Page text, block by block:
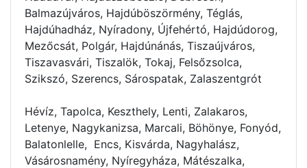
Balmazújváros, Hajdúböszörmény, Téglás,
Hajdúhadház, Nyíradony, Újfehértó, Hajdúdorog,
Mezőcsát, Polgár, Hajdúnánás, Tiszaújváros,
Tiszavasvári, Tiszalök, Tokaj, Felsőzsolca,
Szikszó, Szerencs, Sárospatak, Zalaszentgrót
Hévíz, Tapolca, Keszthely, Lenti, Zalakaros,
Letenye, Nagykanizsa, Marcali, Böhönye, Fonyód,
Balatonlelle, Encs, Kisvárda, Nagyhalász,
Vásárosnamény, Nyíregyháza, Mátészalka,